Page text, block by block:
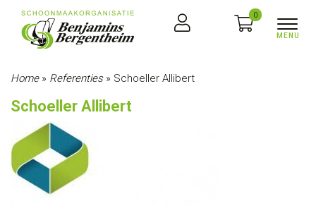
0
Home» Referenties» Schoeller Allibert
Schoeller Allibert